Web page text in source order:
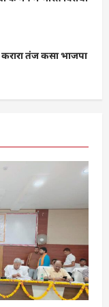
तंज कसा भाजपा